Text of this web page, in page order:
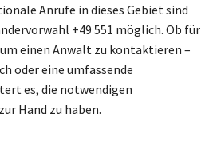
Anrufe in dieses Gebiet sind
+49 551 möglich. Ob für
einen Anwalt zu kontaktieren –
oder eine umfassende
es, die notwendigen
Hand zu haben.